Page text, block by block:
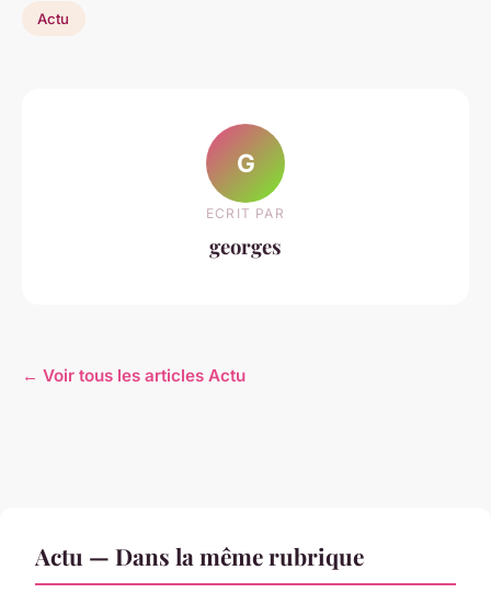
Actu
G
ECRIT PAR
georges
← Voir tous les articles Actu
Actu — Dans la même rubrique